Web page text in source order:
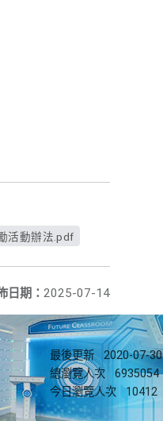
活動辦法.pdf
日期： 2025-07-14
最後更新
2020-07-30
總瀏覽人次
6935054
今日瀏覽人次
10412